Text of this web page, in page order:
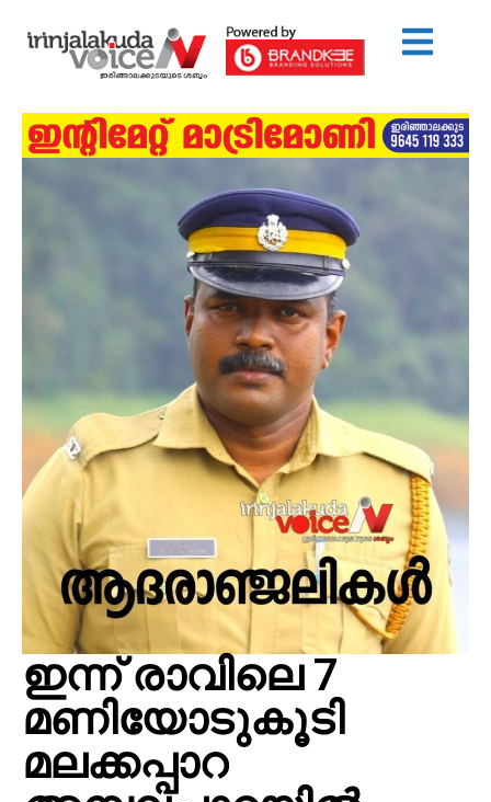
ഇന്ന് രാവിലെ 7
മണിയോടുകൂടി
മലക്കപ്പാറ